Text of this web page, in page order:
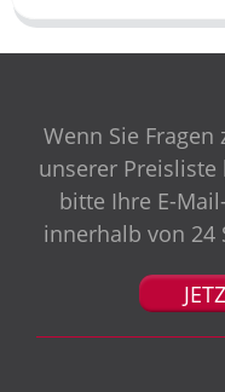
Wenn Sie
unserer Preisliste
bitte Ihre E-
innerhalb von 24